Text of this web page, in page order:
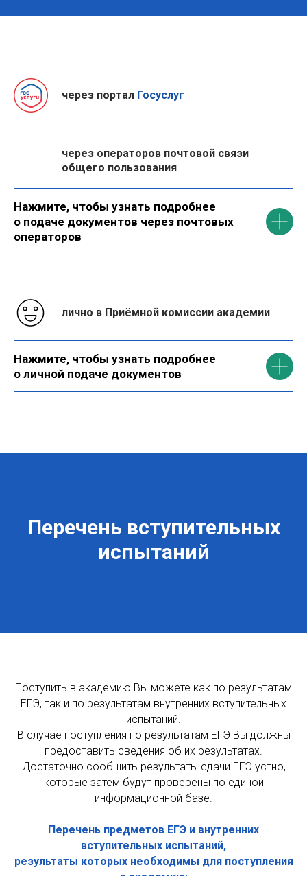
через портал Госуслуг
через операторов почтовой связи
общего пользования
Нажмите, чтобы узнать подробнее
о подаче документов через почтовых
операторов
лично в Приёмной комиссии академии
Нажмите, чтобы узнать подробнее
о личной подаче документов
Перечень вступительных
испытаний
Поступить в академию Вы можете как по результатам
ЕГЭ, так и по результатам внутренних вступительных
испытаний.
В случае поступления по результатам ЕГЭ Вы должны
предоставить сведения об их результатах.
Достаточно сообщить результаты сдачи ЕГЭ устно,
которые затем будут проверены по единой
информационной базе.
Перечень предметов ЕГЭ и внутренних
вступительных испытаний,
результаты которых необходимы для поступления